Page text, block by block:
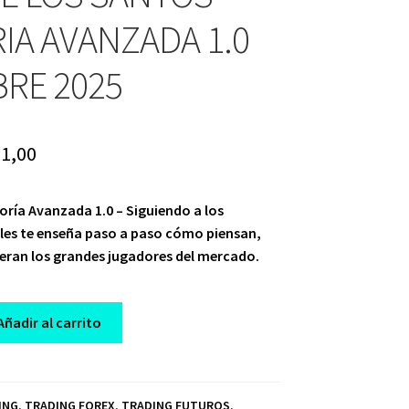
AVANZADA 1.0
2025
Current
is:
$ 21,00.
Avanzada 1.0 – Siguiendo a los
te enseña paso a paso cómo piensan,
los grandes jugadores del mercado.
al carrito
, TRADING FOREX, TRADING FUTUROS,